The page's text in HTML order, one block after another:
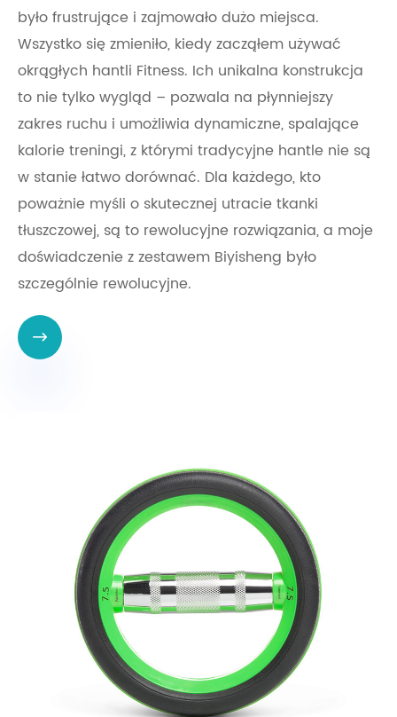
było frustrujące i zajmowało dużo miejsca.
Wszystko się zmieniło, kiedy zacząłem używać
okrągłych hantli Fitness. Ich unikalna konstrukcja
to nie tylko wygląd – pozwala na płynniejszy
zakres ruchu i umożliwia dynamiczne, spalające
kalorie treningi, z którymi tradycyjne hantle nie są
w stanie łatwo dorównać. Dla każdego, kto
poważnie myśli o skutecznej utracie tkanki
tłuszczowej, są to rewolucyjne rozwiązania, a moje
doświadczenie z zestawem Biyisheng było
szczególnie rewolucyjne.
